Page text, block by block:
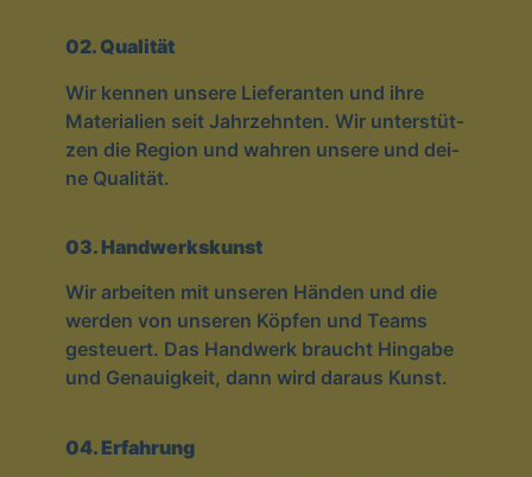
02. Qua­li­tät
Wir ken­nen unse­re Lie­fe­ran­ten und ihre
Mate­ria­li­en seit Jahr­zehn­ten. Wir unter­stüt­
zen die Regi­on und wah­ren unse­re und dei­
ne Qualität.
03. Hand­werks­kunst
Wir arbei­ten mit unse­ren Hän­den und die
wer­den von unse­ren Köp­fen und Teams
gesteu­ert. Das Hand­werk braucht Hin­ga­be
und Genau­ig­keit, dann wird daraus Kunst.
04. Erfah­rung